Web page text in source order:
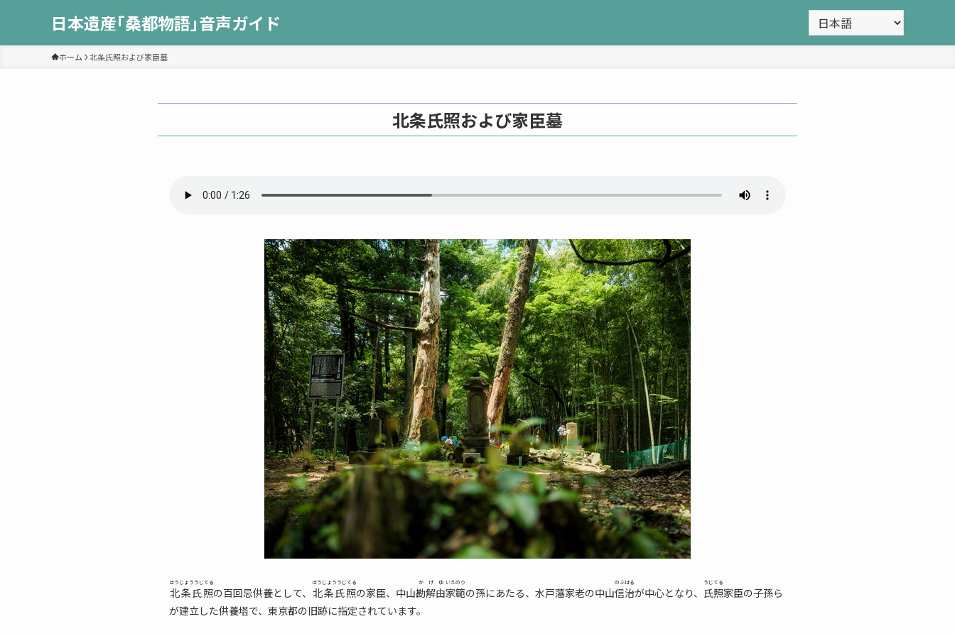
日本遺産｢桑都物語｣音声ガイド
Choose
ホーム 北条氏照および家臣墓
北条氏照および家臣墓
北条氏照
ほうじょううじてる
の百回忌供養として、 北条氏照
ほうじょううじてる
の家臣、中山勘解由
かげゆ
家範
いえのり
の孫にあたる、水戸藩家老の中山信治
のぶはる
が中心となり、 氏照
うじてる
家臣の子孫ら
が建立した供養塔で、東京都の旧跡に指定されています。